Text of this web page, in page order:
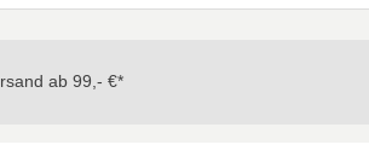
ab 99,- €*